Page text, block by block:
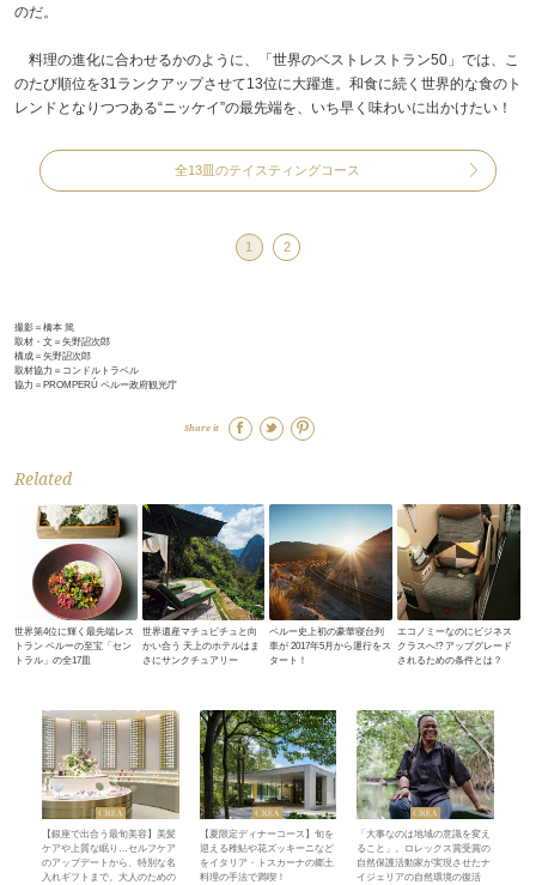
のだ。
料理の進化に合わせるかのように、「世界のベストレストラン50」では、こ
のたび順位を31ランクアップさせて13位に大躍進。和食に続く世界的な食のト
レンドとなりつつある“ニッケイ”の最先端を、いち早く味わいに出かけたい！
全13皿のテイスティングコース
1 2
撮影＝橋本 篤
取材・文＝矢野詔次郎
構成＝矢野詔次郎
取材協力＝コンドルトラベル
協力＝PROMPERÚ ペルー政府観光庁
Share it
Related
世界第4位に輝く最先端レス
トラン ペルーの至宝「セン
トラル」の全17皿
世界遺産マチュピチュと向
かい合う 天上のホテルはま
さにサンクチュアリー
ペルー史上初の豪華寝台列
車が 2017年5月から運行をス
タート！
エコノミーなのにビジネス
クラスへ!? アップグレード
されるための条件とは？
【銀座で出合う最旬美容】美髪
ケアや上質な眠り…セルフケア
のアップデートから、特別な名
入れギフトまで。大人のための
【夏限定ディナーコース】旬を
迎える稚鮎や花ズッキーニなど
をイタリア・トスカーナの郷土
料理の手法で満喫！
「大事なのは地域の意識を変え
ること」。ロレックス賞受賞の
自然保護活動家が実現させたナ
イジェリアの自然環境の復活